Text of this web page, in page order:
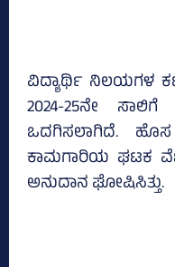
ವಿದ್ಯಾರ್ಥಿ ನಿಲಯಗಳ
2024-25ನೇ
ಒದಗಿಸಲಾಗಿದೆ.
ಕಾಮಗಾರಿಯ ಘಟಕ
ಅನುದಾನ ಘೋಷಿಸಿತ್ತು.